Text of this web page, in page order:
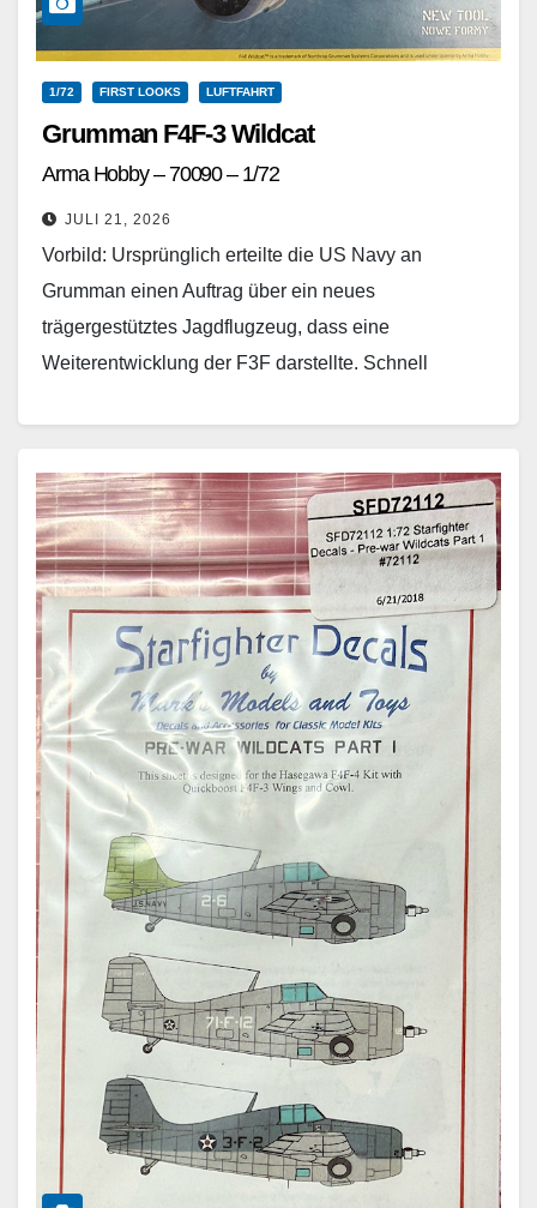
1/72 FIRST LOOKS LUFTFAHRT
Grumman F4F-3 Wildcat
Arma Hobby – 70090 – 1/72
JULI 21, 2026
Vorbild: Ursprünglich erteilte die US Navy an
Grumman einen Auftrag über ein neues
trägergestütztes Jagdflugzeug, dass eine
Weiterentwicklung der F3F darstellte. Schnell
Weiterlesen